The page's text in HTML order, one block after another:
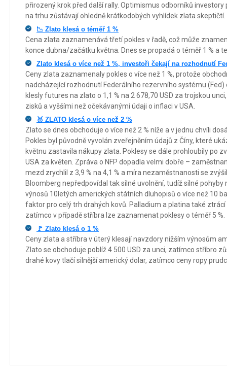
přirozený krok před další rally. Optimismus odborníků investory
na trhu zůstávají ohledně krátkodobých vyhlídek zlata skeptičtí.
📉 Zlato klesá o téměř 1 %
Cena zlata zaznamenává třetí pokles v řadě, což může
konce dubna/začátku května. Dnes se propadá o téměř 1 % a
Zlato klesá o více než 1 %, investoři čekají na rozhodnutí
Ceny zlata zaznamenaly pokles o více než 1 %, protože
nadcházející rozhodnutí Federálního rezervního systému (Fed)
klesly futures na zlato o 1,1 % na 2 678,70 USD za trojskou
zisků a vyššími než očekávanými údaji o inflaci v USA.
🥇 ZLATO klesá o více než 2 %
Zlato se dnes obchoduje o více než 2 % níže a v jednu chvíli
Pokles byl původně vyvolán zveřejněním údajů z Číny, které
květnu zastavila nákupy zlata. Poklesy se dále prohloubily po
USA za květen. Zpráva o NFP dopadla velmi dobře –
mezd zrychlil z 3,9 % na 4,1 % a míra nezaměstnanosti se
Bloomberg nepředpovídal tak silné uvolnění, tudíž silné
výnosů 10letých amerických státních dluhopisů o více než 10
faktor pro celý trh drahých kovů. Palladium a platina také
zatímco v případě stříbra lze zaznamenat poklesy o téměř 5 %.
🚩 Zlato klesá o 1 %
Ceny zlata a stříbra v úterý klesají navzdory nižším výnosům
Zlato se obchoduje poblíž 4 500 USD za unci, zatímco stříbro
drahé kovy tlačí silnější americký dolar, zatímco ceny ropy